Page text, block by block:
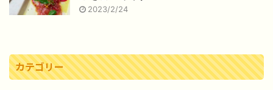
2023/2/24
カテゴリー